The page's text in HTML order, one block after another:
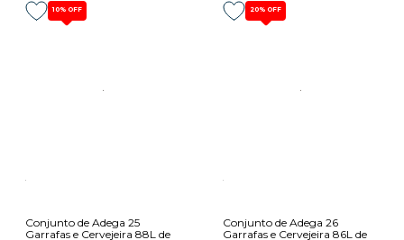
10% OFF
Conjunto de Adega 25
Garrafas e Cervejeira 88L de
20% OFF
Conjunto de Adega 26
Garrafas e Cervejeira 86L de